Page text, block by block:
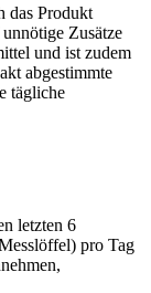
das Produkt
Zusätze
und ist zudem
abgestimmte
tägliche
letzten 6
pro Tag